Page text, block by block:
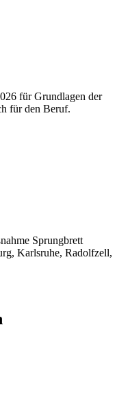
für Grundlagen der
für den Beruf.
Sprungbrett
Karlsruhe, Radolfzell,